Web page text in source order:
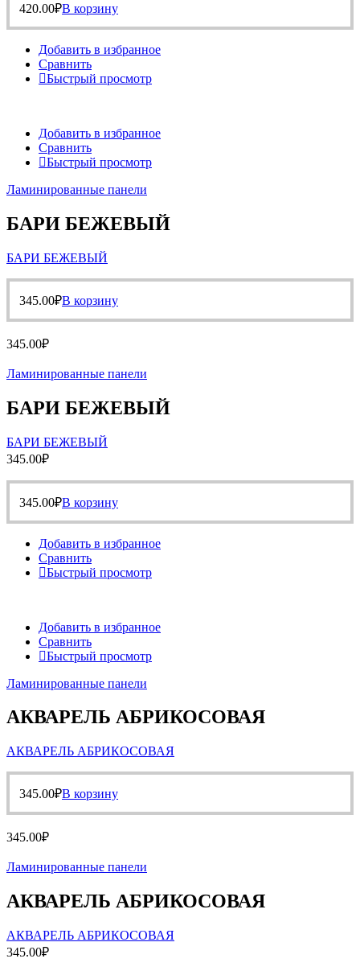
420.00₽В корзину
Добавить в избранное
Сравнить
Быстрый просмотр
Добавить в избранное
Сравнить
Быстрый просмотр
Ламинированные панели
БАРИ БЕЖЕВЫЙ
БАРИ БЕЖЕВЫЙ
345.00₽В корзину
345.00₽
Ламинированные панели
БАРИ БЕЖЕВЫЙ
БАРИ БЕЖЕВЫЙ
345.00₽
345.00₽В корзину
Добавить в избранное
Сравнить
Быстрый просмотр
Добавить в избранное
Сравнить
Быстрый просмотр
Ламинированные панели
АКВАРЕЛЬ АБРИКОСОВАЯ
АКВАРЕЛЬ АБРИКОСОВАЯ
345.00₽В корзину
345.00₽
Ламинированные панели
АКВАРЕЛЬ АБРИКОСОВАЯ
АКВАРЕЛЬ АБРИКОСОВАЯ
345.00₽